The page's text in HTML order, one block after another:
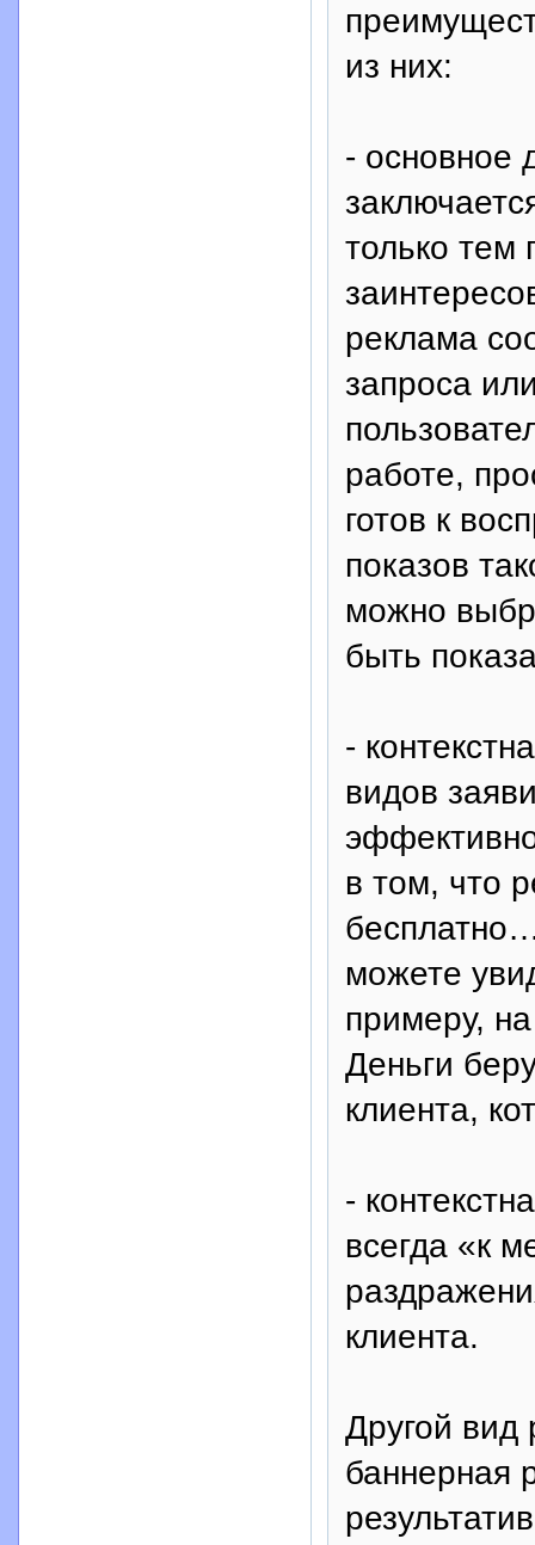
из них:
- основное
только тем
реклама
запроса
работе,
готов к
показов
можно
быть
-
видов
в том, что
можете
примеру,
Деньги
клиента,
-
всегда «к
клиента.
Другой вид
баннерная